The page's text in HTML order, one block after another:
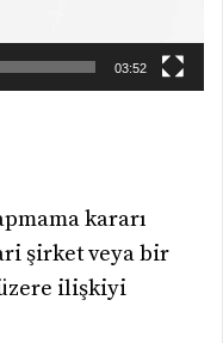
03:52
kararı
şirket veya bir
ilişkiyi